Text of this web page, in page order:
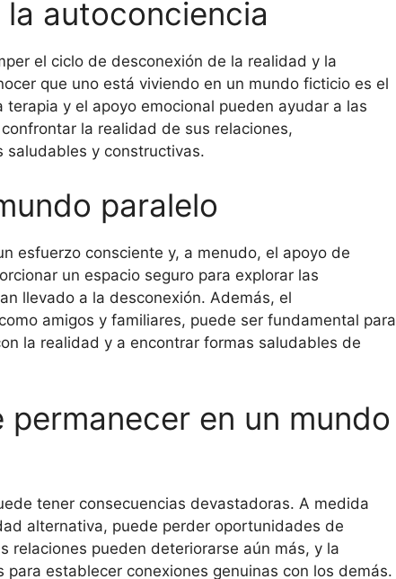
autoconciencia
el ciclo de desconexión de la realidad y la
que uno está viviendo en un mundo ficticio es el
y el apoyo emocional pueden ayudar a las
la realidad de sus relaciones,
saludables y constructivas.
paralelo
esfuerzo consciente y, a menudo, el apoyo de
un espacio seguro para explorar las
llevado a la desconexión. Además, el
amigos y familiares, puede ser fundamental para
la realidad y a encontrar formas saludables de
permanecer en un mundo
tener consecuencias devastadoras. A medida
alternativa, puede perder oportunidades de
relaciones pueden deteriorarse aún más, y la
establecer conexiones genuinas con los demás.